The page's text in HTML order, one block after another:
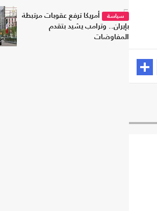
5سياسة
أمريكا ترفع عقوبات مرتبطة
بإيران.. وترامب يشيد بتقدم
المفاوضات